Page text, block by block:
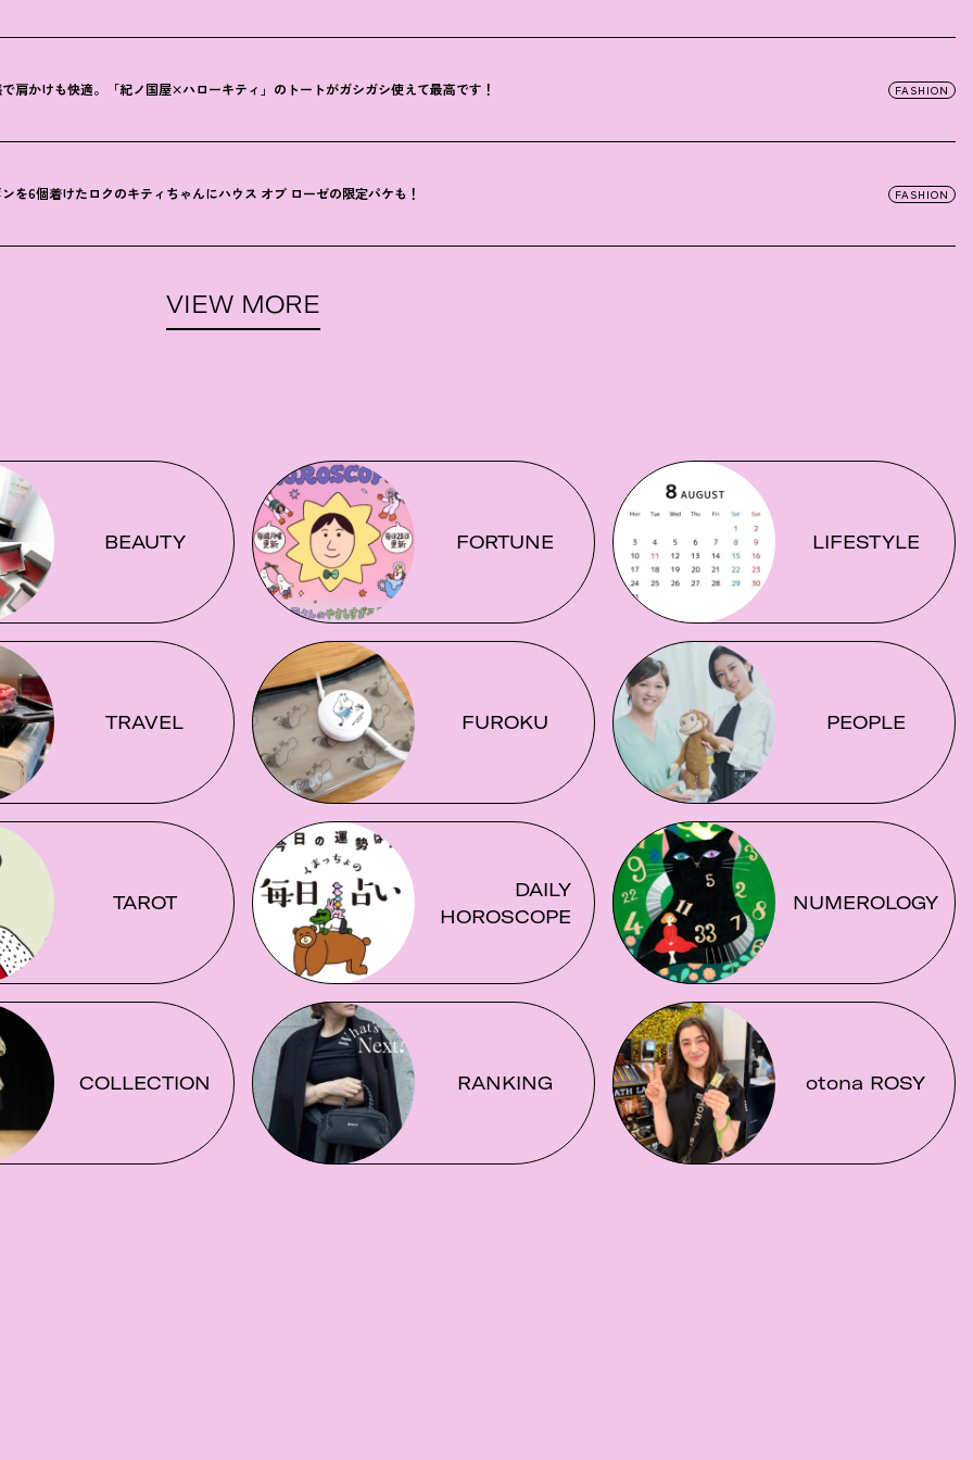
肩かけも快適。「紀ノ国屋×ハローキティ」のトートがガシガシ使えて最高です ！ FASHION
を6個着けたロクのキティちゃんにハウス オブ ローゼの限定パケも ！ FASHION
VIEW MORE
BEAUTY FORTUNE LIFESTYLE
TRAVEL FUROKU PEOPLE
TAROT
DAILY
HOROSCOPE
NUMEROLOGY
COLLECTION RANKING otona ROSY